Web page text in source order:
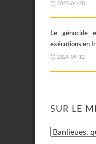
2025-04-28
Le génocide
exécutions en
2024-09-12
SUR LE